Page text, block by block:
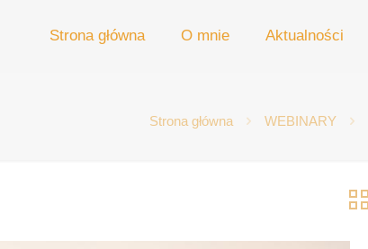
Strona główna O mnie Aktualności
Strona główna WEBINARY